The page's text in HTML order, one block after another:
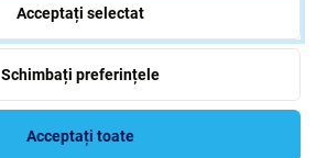
Acceptați selectat
Schimbați preferințele
Acceptați toate